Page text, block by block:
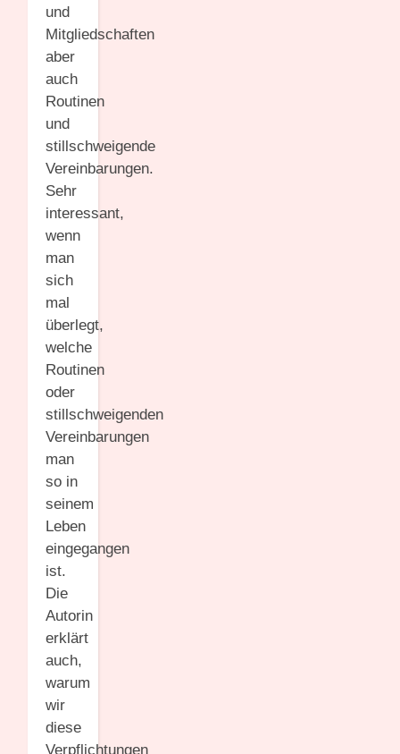
und
Mitgliedschaften
aber
auch
Routinen
und
stillschweigende
Vereinbarungen.
Sehr
interessant,
wenn
man
sich
mal
überlegt,
welche
Routinen
oder
stillschweigenden
Vereinbarungen
man
so in
seinem
Leben
eingegangen
ist.
Die
Autorin
erklärt
auch,
warum
wir
diese
Verpflichtungen